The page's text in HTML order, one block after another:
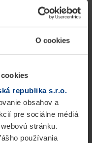
O cookies
republika s.r.o.
obsahov a
pre sociálne médiá
stránku.
používania